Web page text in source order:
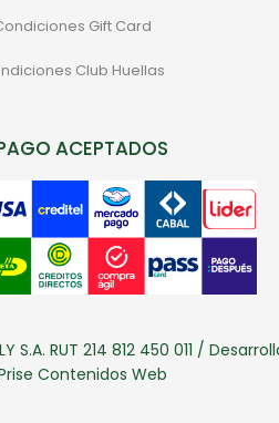
Gift Card
Club Huellas
ACEPTADOS
S.A. RUT 214 812 450 011 /
Contenidos Web